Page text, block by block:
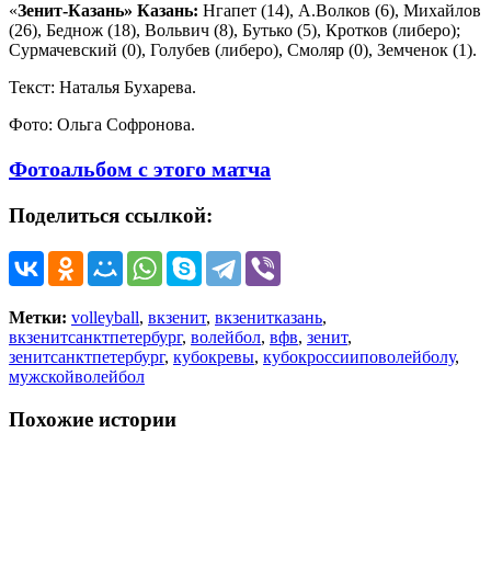
«Зенит-Казань» Казань: Нгапет (14), А.Волков (6), Михайлов
(26), Беднож (18), Вольвич (8), Бутько (5), Кротков (либеро);
Сурмачевский (0), Голубев (либеро), Смоляр (0), Земченок (1).
Текст: Наталья Бухарева.
Фото: Ольга Софронова.
Фотоальбом с этого матча
Поделиться ссылкой:
Метки: volleyball, вкзенит, вкзенитказань,
вкзенитсанктпетербург, волейбол, вфв, зенит,
зенитсанктпетербург, кубокревы, кубокроссииповолейболу,
мужскойволейбол
Похожие истории